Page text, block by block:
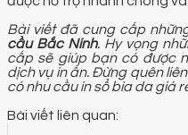
Bài viết đã cung cấp
cầu Bắc Ninh. Hy vọng
cấp sẽ giúp bạn có được
dịch vụ in ấn. Đừng quên
có nhu cầu in sổ bìa da giá
Bài viết liên quan: